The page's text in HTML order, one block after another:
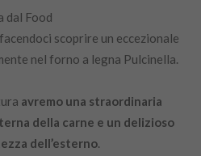
dal Food
scoprire un eccezionale
nel forno a legna Pulcinella.
avremo una straordinaria
della carne e un delizioso
dell’esterno.